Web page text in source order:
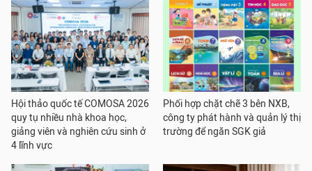
Hội thảo quốc tế COMOSA 2026
quy tụ nhiều nhà khoa học,
giảng viên và nghiên cứu sinh ở
4 lĩnh vực
Phối hợp chặt chẽ 3 bên NXB,
công ty phát hành và quản lý thị
trường để ngăn SGK giả